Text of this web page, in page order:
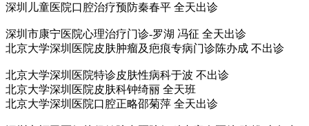
深圳儿童医院口腔治疗预防秦春平 全天出诊
深圳市康宁医院心理治疗门诊-罗湖 冯征 全天出诊
北京大学深圳医院皮肤肿瘤及疤痕专病门诊陈办成 不出诊
北京大学深圳医院特诊皮肤性病科于波 不出诊
北京大学深圳医院皮肤科钟绮丽 全天班
北京大学深圳医院口腔正略邵菊萍 全天出诊